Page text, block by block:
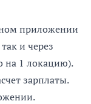
приложении
и через
на 1 локацию).
зарплаты.